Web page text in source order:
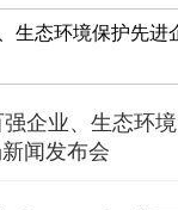
生态环境保护先进
强企业、生态环境
闻发布会